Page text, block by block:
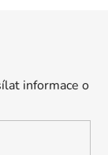
informace o